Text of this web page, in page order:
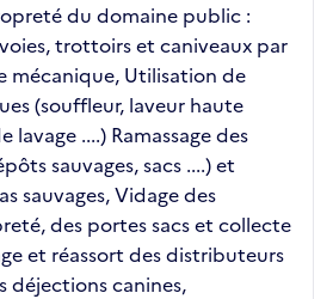
du domaine public :
trottoirs et caniveaux par
mécanique, Utilisation de
(souffleur, laveur haute
lavage ....) Ramassage des
sauvages, sacs ....) et
sauvages, Vidage des
des portes sacs et collecte
et réassort des distributeurs
déjections canines,